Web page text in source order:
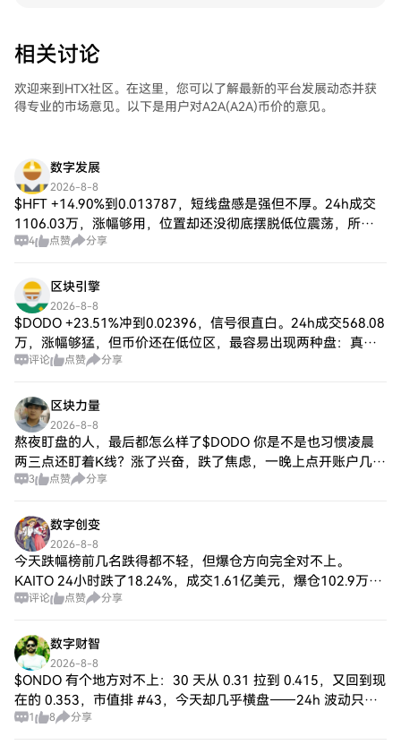
相关讨论
欢迎来到HTX社区。在这里，您可以了解最新的平台发展动态并获
得专业的市场意见。以下是用户对A2A(A2A)币价的意见。
数字发展
2026-8-8
$HFT +14.90%到0.013787，短线盘感是强但不厚。24h成交
1106.03万，涨幅够用，位置却还没彻底摆脱低位震荡，所以
仓位别一次打满。我的分法会更机械：0.01320上方只看小仓
4 点赞 分享
区块引擎
2026-8-8
$DODO +23.51%冲到0.02396，信号很直白。24h成交568.08
万，涨幅够猛，但币价还在低位区，最容易出现两种盘：真放
量换手，或者短线一口气拉完。🔥我不把它写成机会，也不把
评论 点赞 分享
区块力量
2026-8-8
熬夜盯盘的人，最后都怎么样了$DODO 你是不是也习惯凌晨
两三点还盯着K线？涨了兴奋，跌了焦虑，一晚上点开账户几十
次。结果呢？白天精神恍惚，单子越做越乱，手续费没少交，
3 点赞 分享
数字创变
2026-8-8
今天跌幅榜前几名跌得都不轻，但爆仓方向完全对不上。
KAITO 24小时跌了18.24%，成交1.61亿美元，爆仓102.9万，
其中多单93.9万，占91.3%。最近4小时的29万爆仓里多单还占
评论 点赞 分享
数字财智
2026-8-8
$ONDO 有个地方对不上：30 天从 0.31 拉到 0.415，又回到现
在的 0.353，市值排 #43，今天却几乎横盘——24h 波动只有
0.43%，量能却还有 8940 万。这不是没人玩的死
1 8 分享